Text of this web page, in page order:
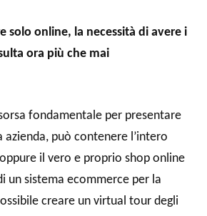
solo online, la necessità di avere i
ora più che mai
fondamentale per presentare
azienda, può contenere l’intero
il vero e proprio shop online
un sistema ecommerce per la
creare un virtual tour degli